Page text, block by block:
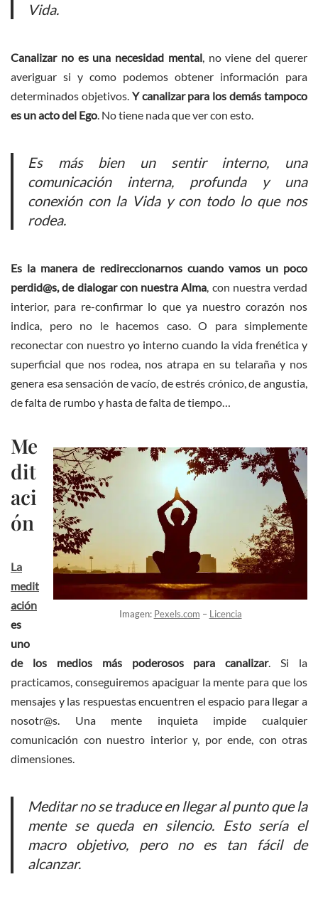
Vida.
Canalizar no es una necesidad mental, no viene del querer
averiguar si y como podemos obtener información para
determinados objetivos. Y canalizar para los demás tampoco
es un acto del Ego. No tiene nada que ver con esto.
Es más bien un sentir interno, una
comunicación interna, profunda y una
conexión con la Vida y con todo lo que nos
rodea.
Es la manera de redireccionarnos cuando vamos un poco
perdid@s, de dialogar con nuestra Alma, con nuestra verdad
interior, para re-confirmar lo que ya nuestro corazón nos
indica, pero no le hacemos caso. O para simplemente
reconectar con nuestro yo interno cuando la vida frenética y
superficial que nos rodea, nos atrapa en su telaraña y nos
genera esa sensación de vacío, de estrés crónico, de angustia,
de falta de rumbo y hasta de falta de tiempo…
Imagen: Pexels.com – Licencia
Me
dit
aci
ón
La
medit
ación
es
uno
de los medios más poderosos para canalizar. Si la
practicamos, conseguiremos apaciguar la mente para que los
mensajes y las respuestas encuentren el espacio para llegar a
nosotr@s. Una mente inquieta impide cualquier
comunicación con nuestro interior y, por ende, con otras
dimensiones.
Meditar no se traduce en llegar al punto que la
mente se queda en silencio. Esto sería el
macro objetivo, pero no es tan fácil de
alcanzar.